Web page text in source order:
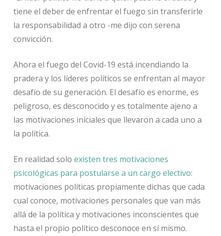
tiene el deber de enfrentar el fuego sin transferirle
la responsabilidad a otro -me dijo con serena
convicción.
Ahora el fuego del Covid-19 está incendiando la
pradera y los líderes políticos se enfrentan al mayor
desafío de su generación. El desafío es enorme, es
peligroso, es desconocido y es totalmente ajeno a
las motivaciones iniciales que llevaron a cada uno a
la política.
En realidad solo existen tres motivaciones
psicológicas para postularse a un cargo electivo:
motivaciones políticas propiamente dichas que cada
cual conoce, motivaciones personales que van más
allá de la política y motivaciones inconscientes que
hasta el propio político desconoce en sí mismo.